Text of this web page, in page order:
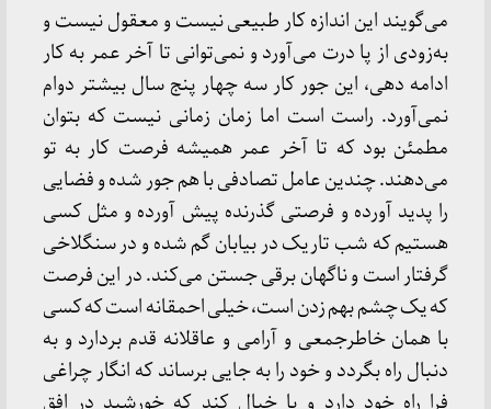
می‌گویند این اندازه کار طبیعی نیست و معقول نیست و
به‌زودی از پا درت می‌آورد و نمی‌توانی تا آخر عمر به کار
ادامه دهی، این جور کار سه چهار پنج سال بیشتر دوام
نمی‌آورد. راست است اما زمان زمانی نیست که بتوان
مطمئن بود که تا آخر عمر همیشه فرصت کار به تو
می‌دهند. چندین عامل تصادفی با هم جور شده و فضایی
را پدید آورده و فرصتی گذرنده پیش آورده و مثل کسی
هستیم که شب تاریک در بیابان گم شده و در سنگلاخی
گرفتار است و ناگهان برقی جستن می‌کند. در این فرصت
که یک چشم بهم زدن است، خیلی احمقانه است که کسی
با همان خاطرجمعی و آرامی و عاقلانه قدم بردارد و به
دنبال راه بگردد و خود را به جایی برساند که انگار چراغی